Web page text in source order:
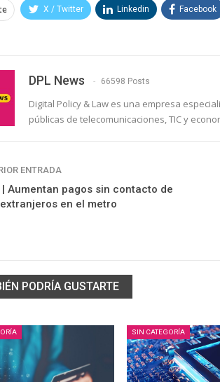
X / Twitter Linkedin Facebook
DPL News 66598 Posts
Digital Policy & Law es una empresa
públicas de telecomunicaciones, TIC y
ENTRADA
| Aumentan pagos sin contacto de
en el metro
PODRÍA GUSTARTE
SIN CATEGORÍA